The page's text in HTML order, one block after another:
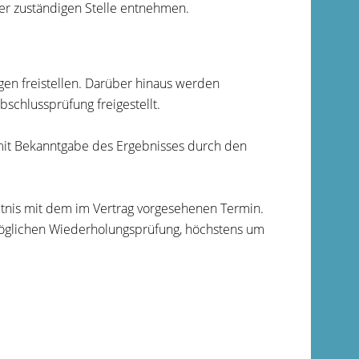
zuständigen Stelle entnehmen.
freistellen. Darüber hinaus werden
freigestellt.
Bekanntgabe des Ergebnisses durch den
mit dem im Vertrag vorgesehenen Termin.
Wiederholungsprüfung, höchstens um